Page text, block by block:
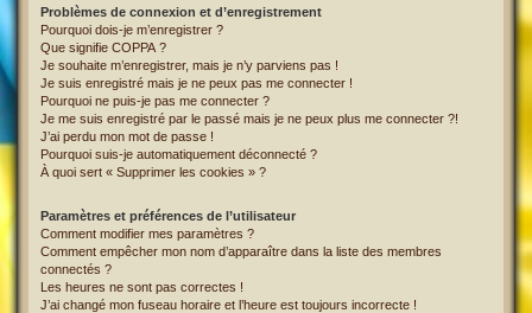
Problèmes de connexion et d’enregistrement
Pourquoi dois-je m’enregistrer ?
Que signifie COPPA ?
Je souhaite m’enregistrer, mais je n’y parviens pas !
Je suis enregistré mais je ne peux pas me connecter !
Pourquoi ne puis-je pas me connecter ?
Je me suis enregistré par le passé mais je ne peux plus me connecter ?!
J’ai perdu mon mot de passe !
Pourquoi suis-je automatiquement déconnecté ?
À quoi sert « Supprimer les cookies » ?
Paramètres et préférences de l’utilisateur
Comment modifier mes paramètres ?
Comment empêcher mon nom d’apparaître dans la liste des membres
connectés ?
Les heures ne sont pas correctes !
J’ai changé mon fuseau horaire et l’heure est toujours incorrecte !